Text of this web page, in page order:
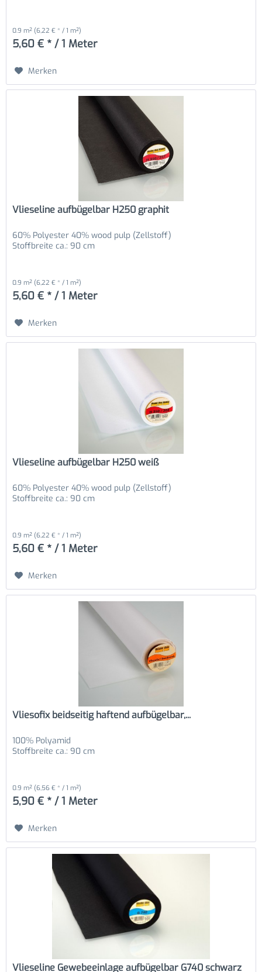
0.9 m² (6,22 € * / 1 m²)
5,60 € * / 1 Meter
Merken
Vlieseline aufbügelbar H250 graphit
60% Polyester 40% wood pulp (Zellstoff)
Stoffbreite ca.: 90 cm
0.9 m² (6,22 € * / 1 m²)
5,60 € * / 1 Meter
Merken
Vlieseline aufbügelbar H250 weiß
60% Polyester 40% wood pulp (Zellstoff)
Stoffbreite ca.: 90 cm
0.9 m² (6,22 € * / 1 m²)
5,60 € * / 1 Meter
Merken
Vliesofix beidseitig haftend aufbügelbar,...
100% Polyamid
Stoffbreite ca.: 90 cm
0.9 m² (6,56 € * / 1 m²)
5,90 € * / 1 Meter
Merken
Vlieseline Gewebeeinlage aufbügelbar G740 schwarz